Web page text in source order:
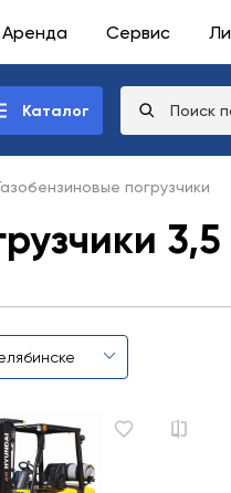
Аренда Сервис
Каталог
погрузчики